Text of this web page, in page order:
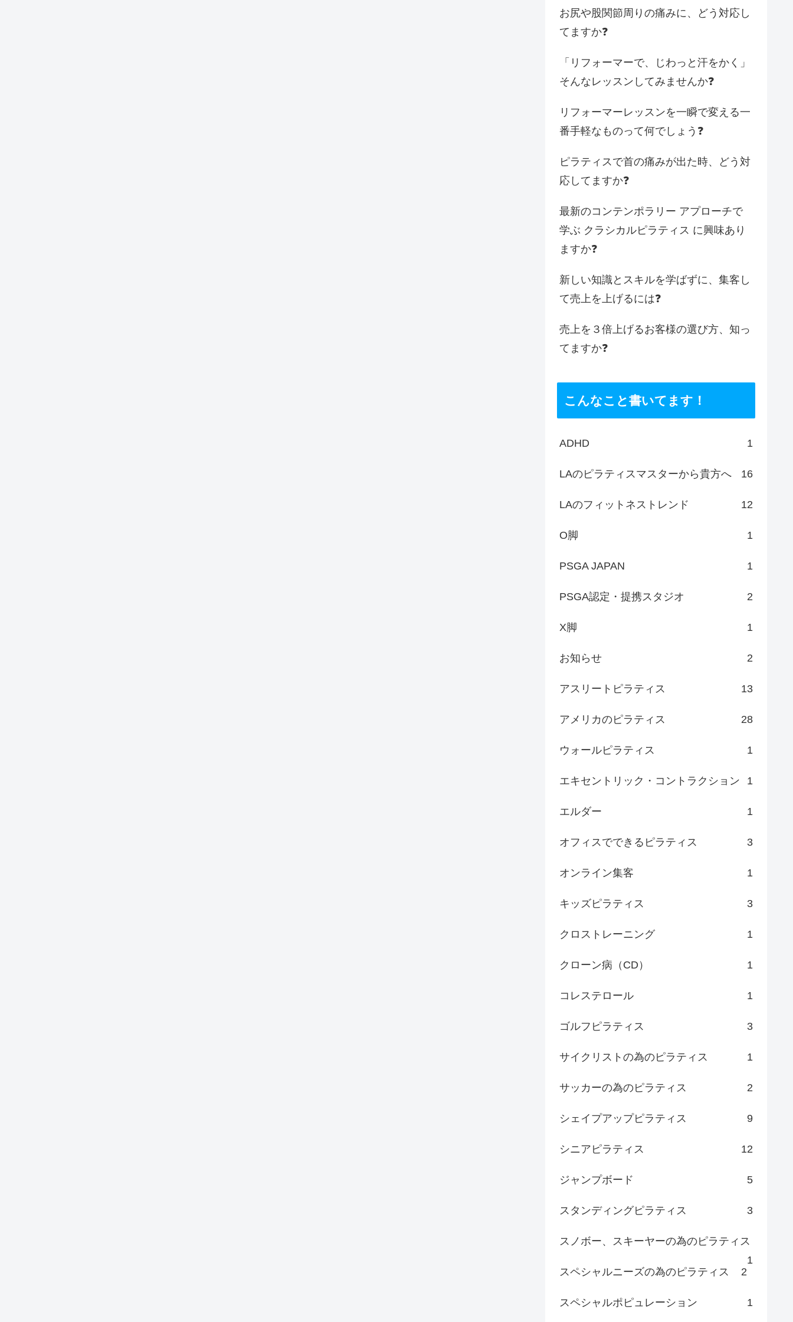
お尻や股関節周りの痛みに、どう対応し
てますか❓
「リフォーマーで、じわっと汗をかく」
そんなレッスンしてみませんか❓
リフォーマーレッスンを一瞬で変える一
番手軽なものって何でしょう❓
ピラティスで首の痛みが出た時、どう対
応してますか❓
最新のコンテンポラリー アプローチで
学ぶ クラシカルピラティス に興味あり
ますか❓
新しい知識とスキルを学ばずに、集客し
て売上を上げるには❓
売上を３倍上げるお客様の選び方、知っ
てますか❓
こんなこと書いてます！
ADHD 1
LAのピラティスマスターから貴方へ 16
LAのフィットネストレンド 12
O脚 1
PSGA JAPAN 1
PSGA認定・提携スタジオ 2
X脚 1
お知らせ 2
アスリートピラティス 13
アメリカのピラティス 28
ウォールピラティス 1
エキセントリック・コントラクション 1
エルダー 1
オフィスでできるピラティス 3
オンライン集客 1
キッズピラティス 3
クロストレーニング 1
クローン病（CD） 1
コレステロール 1
ゴルフピラティス 3
サイクリストの為のピラティス 1
サッカーの為のピラティス 2
シェイプアップピラティス 9
シニアピラティス 12
ジャンプボード 5
スタンディングピラティス 3
スノボー、スキーヤーの為のピラティス
1
スペシャルニーズの為のピラティス
2
スペシャルポピュレーション 1